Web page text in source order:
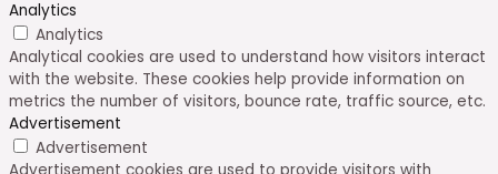
Analytics
Analytics
Analytical cookies are used to understand how visitors interact
with the website. These cookies help provide information on
metrics the number of visitors, bounce rate, traffic source, etc.
Advertisement
Advertisement